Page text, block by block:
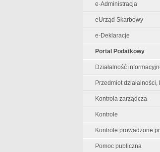
e-Administracja
eUrząd Skarbowy
e-Deklaracje
Portal Podatkowy
Działalność
Przedmiot działalności,
Kontrola zarządcza
Kontrole
Kontrole prowadzone
Pomoc publiczna